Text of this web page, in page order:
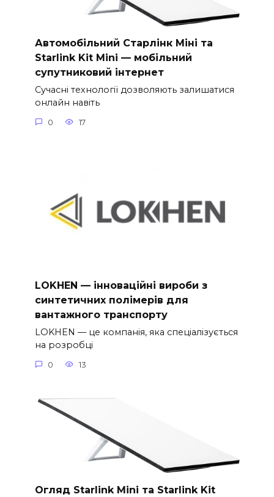
Автомобільний Старлінк Міні та
Starlink Kit Mini — мобільний
супутниковий інтернет
Сучасні технології дозволяють залишатися
онлайн навіть
0 17
LOKHEN — інноваційні вироби з
синтетичних полімерів для
вантажного транспорту
LOKHEN — це компанія, яка спеціалізується
на розробці
0 13
Огляд Starlink Mini та Starlink Kit